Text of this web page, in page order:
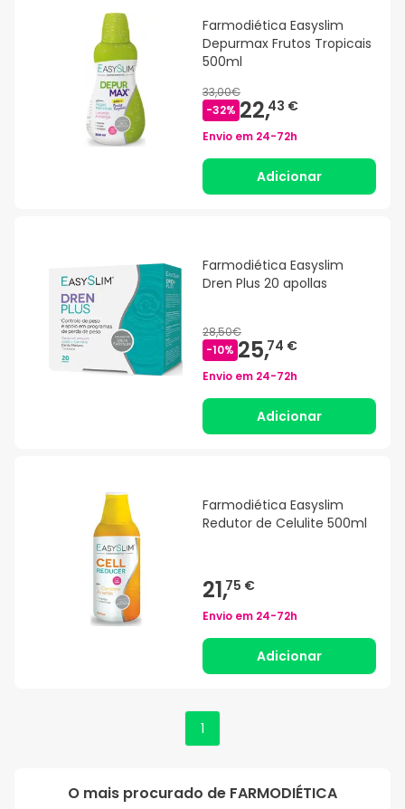
Farmodiética Easyslim
Depurmax Frutos Tropicais
500ml
33,00€
-32% 22,43 €
Envio em 24-72h
Adicionar
Farmodiética Easyslim
Dren Plus 20 apollas
28,50€
-10% 25,74 €
Envio em 24-72h
Adicionar
Farmodiética Easyslim
Redutor de Celulite 500ml
21,75 €
Envio em 24-72h
Adicionar
1
O mais procurado de FARMODIÉTICA